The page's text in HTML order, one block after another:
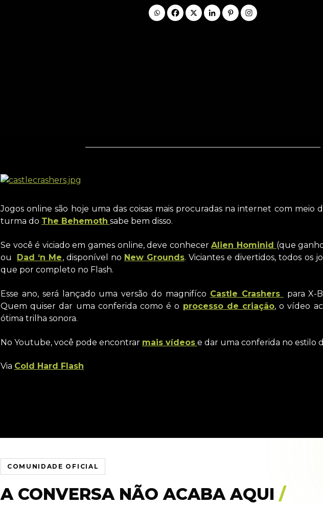
Jogos online são hoje uma das coisas mais procuradas na internet com meio
turma do The Behemoth sabe bem disso.
Se você é viciado em games online, deve conhecerAlien Hominid (que
ou Dad ‘n Me, disponível no New Grounds. Viciantes e divertidos, todos os
que por completo no Flash.
Esse ano, será lançado uma versão do magnifíco Castle Crashers
para X-
Quem quiser dar uma conferida como é o processo de criação, o vídeo
ótima trilha sonora.
No Youtube, você pode encontrar mais vídeos e dar uma conferida no estilo
Via Cold Hard Flash
COMUNIDADE OFICIAL
A CONVERSA NÃO ACABA AQUI /